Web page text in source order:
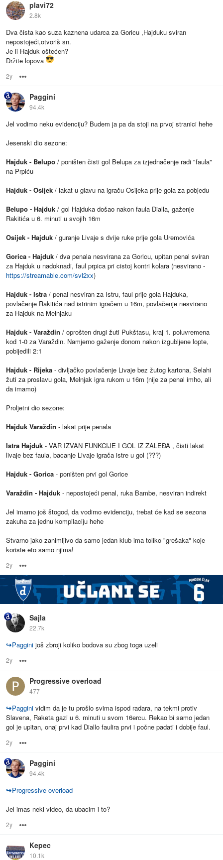
plavi72
2.8k
Dva čista kao suza kaznena udarca za Goricu ,Hajduku sviran
nepostojeći,otvoriš sn.
Je li Hajduk oštećen?
Držite lopova
2y
Paggini
94.4k
Jel vodimo neku evidenciju? Budem ja pa da stoji na prvoj stranici hehe
Jesenski dio sezone:
Hajduk - Belupo / poništen čisti gol Belupa za izjednačenje radi "faula"
na Prpiću
Hajduk - Osijek / lakat u glavu na igraču Osijeka prije gola za pobjedu
Belupo - Hajduk / gol Hajduka došao nakon faula Dialla, gaženje
Rakitića u 6. minuti u svojih 16m
Osijek - Hajduk / guranje Livaje s dvije ruke prije gola Uremovića
Gorica - Hajduk / dva penala nesvirana za Goricu, upitan penal sviran
za Hajduk u nadoknadi, faul prpica pri cistoj kontri kolara (nesvirano -
https://streamable.com/svl2xx)
Hajduk - Istra / penal nesviran za Istru, faul prije gola Hajduka,
povlačenje Rakitića nad istrinim igračem u 16m, povlačenje nesvirano
za Hajduk na Melnjaku
Hajduk - Varaždin / oprošten drugi žuti Pukštasu, kraj 1. poluvremena
kod 1-0 za Varaždin. Namjerno gaženje đonom nakon izgubljene lopte,
pobijedili 2:1
Hajduk - Rijeka - divljačko povlačenje Livaje bez žutog kartona, Selahi
žuti za proslavu gola, Melnjak igra rukom u 16m (nije za penal imho, ali
da imamo)
Proljetni dio sezone:
Hajduk Varaždin - lakat prije penala
Istra Hajduk - VAR IZVAN FUNKCIJE I GOL IZ ZALEĐA , čisti lakat
livaje bez faula, bacanje Livaje igrača istre u gol (???)
Hajduk - Gorica - poništen prvi gol Gorice
Varaždin - Hajduk - nepostojeći penal, ruka Bambe, nesviran indirekt
Jel imamo još štogod, da vodimo evidenciju, trebat će kad se sezona
zakuha za jednu kompilaciju hehe
Stvarno jako zanimljivo da samo jedan klub ima toliko "grešaka" koje
koriste eto samo njima!
2y
Sajla
22.7k
↪Paggini još zbroji koliko bodova su zbog toga uzeli
2y
Progressive overload
477
↪Paggini vidim da je tu prošlo svima ispod radara, na tekmi protiv
Slavena, Raketa gazi u 6. minuti u svom 16ercu. Rekao bi samo jedan
gol je upitan, onaj prvi kad Diallo faulira prvi i počne padati i dobije faul.
2y
Paggini
94.4k
↪Progressive overload
Jel imas neki video, da ubacim i to?
2y
Kepec
10.1k